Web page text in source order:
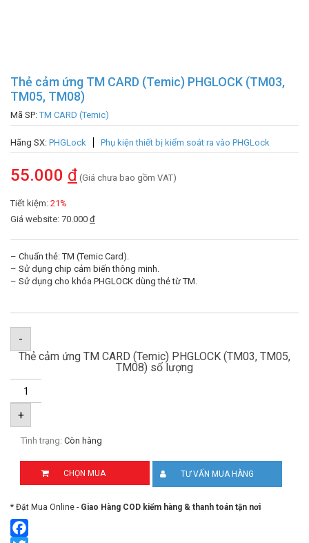
Thẻ cảm ứng TM CARD (Temic) PHGLOCK (TM03,
TM05, TM08)
Mã SP:TM CARD (Temic)
Hãng SX: PHGLock Phụ kiện thiết bị kiểm soát ra vào PHGLock
55.000 đ (Giá chưa bao gồm VAT)
Tiết kiệm: 21%
Giá website: 70.000 đ
– Chuẩn thẻ: TM (Temic Card).
– Sử dụng chip cảm biến thông minh.
– Sử dụng cho khóa PHGLOCK dùng thẻ từ TM.
-
Thẻ cảm ứng TM CARD (Temic) PHGLOCK (TM03, TM05,
TM08) số lượng
+
Tình trạng: Còn hàng
CHỌN MUA TƯ VẤN MUA HÀNG
* Đặt Mua Online - Giao Hàng COD kiểm hàng & thanh toán tận nơi